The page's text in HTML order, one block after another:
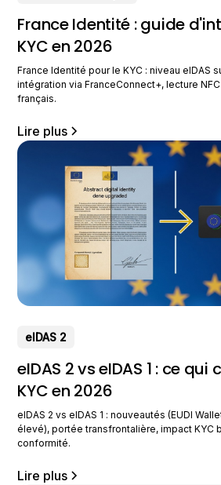
France Identité : guide
KYC en 2026
France Identité pour le KYC : niveau eIDAS
intégration via FranceConnect+, lecture
français.
Lire plus
eIDAS 2
eIDAS 2 vs eIDAS 1 : ce
KYC en 2026
eIDAS 2 vs eIDAS 1 : nouveautés (EUDI
élevé), portée transfrontalière, impact KYC
conformité.
Lire plus